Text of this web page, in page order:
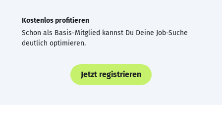
Kostenlos profitieren
Schon als Basis-Mitglied kannst Du Deine Job-Suche
deutlich optimieren.
Jetzt registrieren